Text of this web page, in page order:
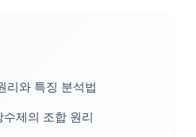
리와 특징 분석법
제의 조합 원리